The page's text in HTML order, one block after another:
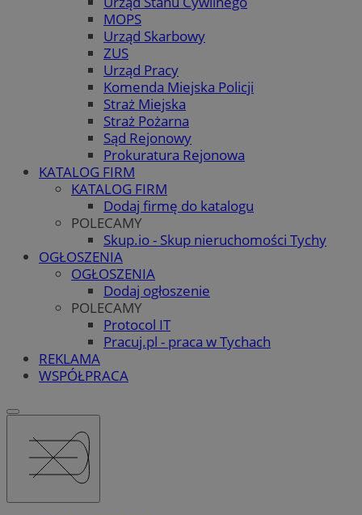
MOPS
Urząd Skarbowy
ZUS
Urząd Pracy
Komenda Miejska Policji
Straż Miejska
Straż Pożarna
Sąd Rejonowy
Prokuratura Rejonowa
KATALOG FIRM
KATALOG FIRM
Dodaj firmę do katalogu
POLECAMY
Skup.io - Skup nieruchomości Tychy
OGŁOSZENIA
OGŁOSZENIA
Dodaj ogłoszenie
POLECAMY
Protocol IT
Pracuj.pl - praca w Tychach
REKLAMA
WSPÓŁPRACA